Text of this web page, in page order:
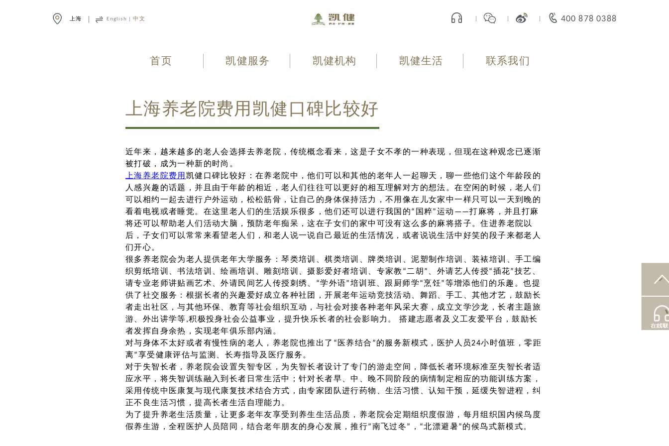
上海 English |中文 400 878 0388
首页 凯健服务 凯健机构 凯健生活 联系我们
上海养老院费用凯健口碑比较好
近年来，越来越多的老人会选择去养老院，传统概念看来，这是子女不孝的一种表现，但现在这种观念已逐渐
被打破，成为一种新的时尚。
上海养老院费用 凯健口碑比较好：在养老院中，他们可以和其他的老年人一起聊天，聊一些他们这个年龄段的
人感兴趣的话题，并且由于年龄的相近，老人们往往可以更好的相互理解对方的想法。在空闲的时候，老人们
可以相约一起去进行户外运动，松松筋骨，让自己的身体保持活力，不用像在儿女家中一样只可以一天到晚的
看着电视或者睡觉。在这里老人们的生活娱乐很多，他们还可以进行我国的“国粹”运动——打麻将，并且打麻
将还可以帮助老人们活动大脑，预防老年痴呆，这在子女们的家中可没有这么多的麻将搭子。住进养老院以
后，子女们可以常常来看望老人们，和老人说一说自己最近的生活情况，或者说说生活中好笑的段子来都老人
们开心。
很多养老院会为老人提供老年大学服务：琴类培训、棋类培训、牌类培训、泥塑制作培训、装裱培训、手工编
织剪纸培训、书法培训、绘画培训、雕刻培训、摄影爱好者培训、专家教“二胡”、外请艺人传授“插花”技艺、
请专业老师讲贴画艺术、外请民间艺人传授刺绣、“学外语”培训班、跟厨师学“烹饪”等增添他们的乐趣。也提
供了社交服务：根据长者的兴趣爱好成立各种社团，开展老年运动竞技活动、舞蹈、手工、其他才艺，鼓励长
者走出社区，与其他环保、教育等社会组织互动，与社会对接各种老年风采大赛，成立文学沙龙，长者主题旅
游、外出讲学等,积极投身社会公益事业，提升快乐长者的社会影响力。 搭建志愿者及义工友爱平台，鼓励长
者发挥自身余热，实现老年俱乐部内涵。
对与身体不太好或者有慢性病的老人，养老院也推出了“医养结合”的服务新模式，医护人员24小时值班，零距
离”享受健康评估与监测、长寿指导及医疗服务。
对于失智长者，养老院会设置失智专区，为失智长者设计了专门的游走空间，降低长者环境标准至失智长者适
应水平，将失智训练融入到长者日常生活中；针对长者早、中、晚不同阶段的病情制定相应的功能训练方案，
采用传统中医康复与现代康复技术结合方式，由专家团队进行药物、生活习惯、认知干预，延缓失智进程，纠
正不良生活习惯，提高长者生活自理能力。
为了提升养老生活质量，让更多老年友享受到养生生活品质，养老院会定期组织度假游，每月组织国内候鸟度
假养生游，全程医护人员陪同，结合老年朋友的身心发展，推行“南飞过冬”，“北漂避暑”的候鸟式新模式。